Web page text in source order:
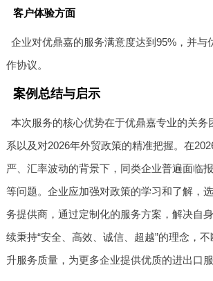
客户体验方面
企业对优鼎嘉的服务满意度达到95%，并与
作协议。
案例总结与启示
本次服务的核心优势在于优鼎嘉专业的关务
系以及对2026年外贸政策的精准把握。在
严、汇率波动的背景下，同类企业普遍面临
等问题。企业应加强对政策的学习和了解，
务提供商，通过定制化的服务方案，解决自
续秉持“安全、高效、诚信、超越”的理念，
升服务质量，为更多企业提供优质的进出口服